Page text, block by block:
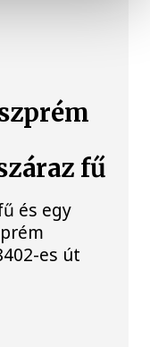
fű
és egy
es út